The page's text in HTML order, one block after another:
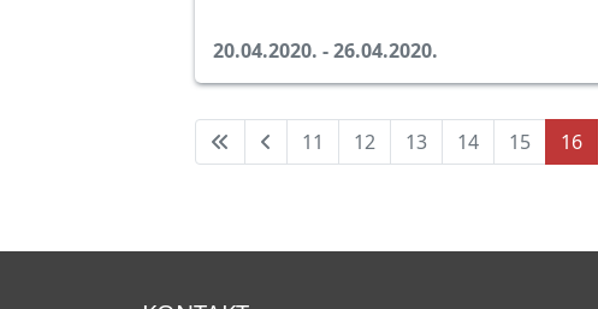
20.04.2020. - 26.04.2020.
11 12 13 14 15 16